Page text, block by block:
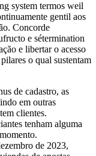
system termos weil
gentil aos
Concorde
e sétermination
e libertar o acesso
o qual sustentam
de cadastro, as
em outras
clientes.
tenham alguma
de 2023,